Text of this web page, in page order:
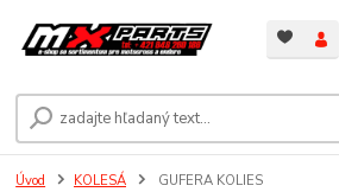
Úvod KOLESÁ GUFERA KOLIES